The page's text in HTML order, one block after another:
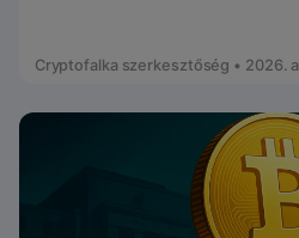
Cryptofalka szerkesztőség • 2026.